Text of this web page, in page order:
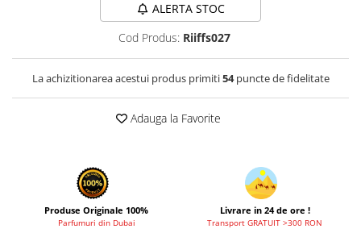
ALERTA STOC
Cod Produs: Riiffs027
La achizitionarea acestui produs primiti54puncte de fidelitate
Adauga la Favorite
Produse Originale 100%
Parfumuri din Dubai
Livrare in 24 de ore !
Transport GRATUIT >300 RON